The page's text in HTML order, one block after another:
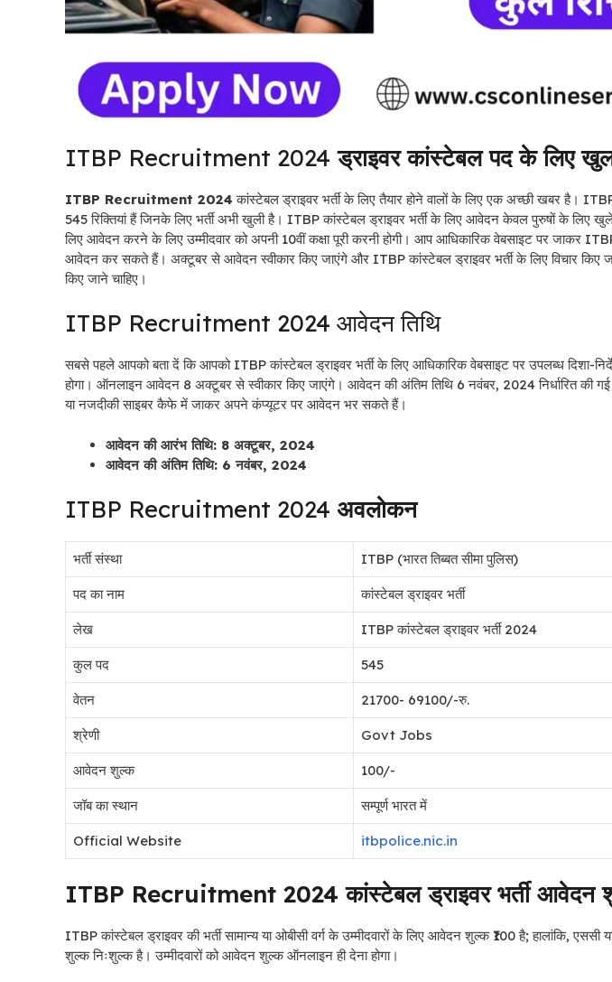
ITBP Recruitment 2024 ड्राइवर कांस्टेबल पद के लिए
ITBP Recruitment 2024 कांस्टेबल ड्राइवर भर्ती के लिए तैयार होने वालों के लिए एक अच्छी खबर है।
545 रिक्तियां हैं जिनके लिए भर्ती अभी खुली है। ITBP कांस्टेबल ड्राइवर भर्ती के लिए आवेदन केवल पुरुषों के लिए
लिए आवेदन करने के लिए उम्मीदवार को अपनी 10वीं कक्षा पूरी करनी होगी। आप आधिकारिक वेबसाइट पर जाकर
आवेदन कर सकते हैं। अक्टूबर से आवेदन स्वीकार किए जाएंगे और ITBP कांस्टेबल ड्राइवर भर्ती के लिए विचार
किए जाने चाहिए।
ITBP Recruitment 2024 आवेदन तिथि
सबसे पहले आपको बता दें कि आपको ITBP कांस्टेबल ड्राइवर भर्ती के लिए आधिकारिक वेबसाइट पर उपलब्ध दिशा-
होगा। ऑनलाइन आवेदन 8 अक्टूबर से स्वीकार किए जाएंगे। आवेदन की अंतिम तिथि 6 नवंबर, 2024 निर्धारित की
या नजदीकी साइबर कैफे में जाकर अपने कंप्यूटर पर आवेदन भर सकते हैं।
आवेदन की आरंभ तिथि: 8 अक्टूबर, 2024
आवेदन की अंतिम तिथि: 6 नवंबर, 2024
ITBP Recruitment 2024 अवलोकन
भर्ती संस्था ITBP (भारत तिब्बत सीमा पुलिस)
पद का नाम कांस्टेबल ड्राइवर भर्ती
लेख ITBP कांस्टेबल ड्राइवर भर्ती 2024
कुल पद 545
वेतन 21700- 69100/-रु.
श्रेणी Govt Jobs
आवेदन शुल्क 100/-
जॉब का स्थान सम्पूर्ण भारत में
Official Website itbpolice.nic.in
ITBP Recruitment 2024 कांस्टेबल ड्राइवर भर्ती आवेदन
ITBPकांस्टेबल ड्राइवर की भर्ती सामान्य या ओबीसी वर्ग के उम्मीदवारों के लिए आवेदन शुल्क ₹100 है; हालांकि, एससी
शुल्क निःशुल्क है। उम्मीदवारों को आवेदन शुल्क ऑनलाइन ही देना होगा।